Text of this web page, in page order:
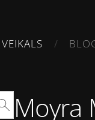
VEIKALS
Moyra